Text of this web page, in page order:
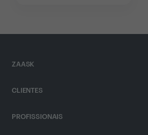
ZAASK
CLIENTES
PROFISSIONAIS